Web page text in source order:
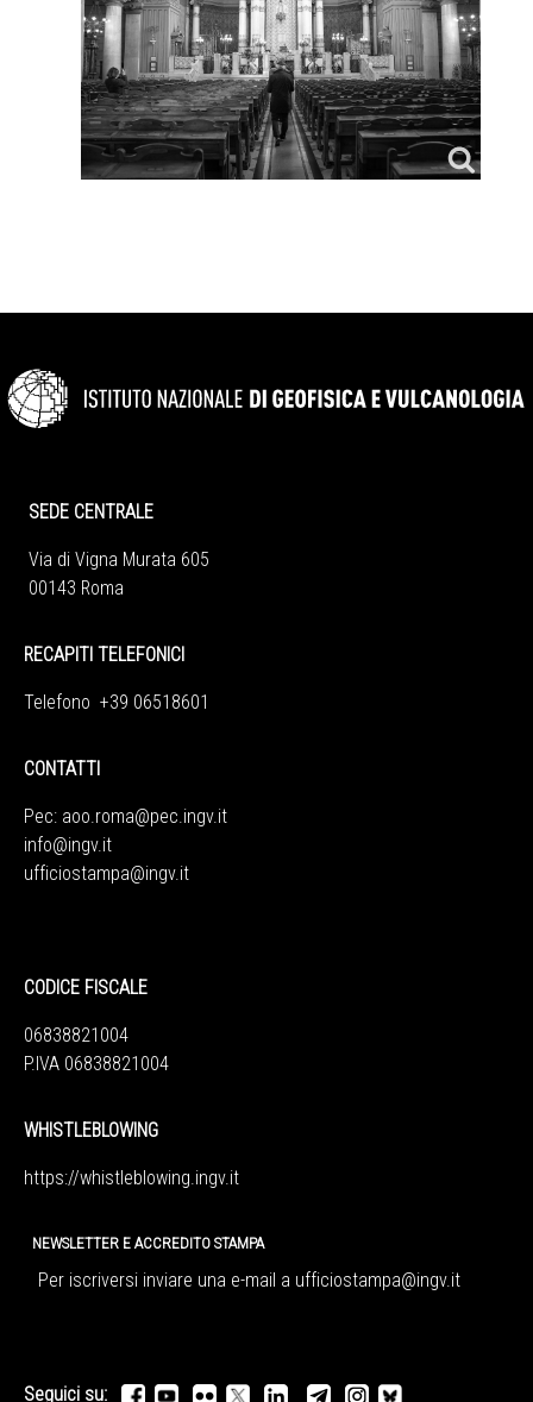
SEDE CENTRALE
Via di Vigna Murata 605
00143 Roma
RECAPITI TELEFONICI
Telefono +39 06518601
CONTATTI
Pec: aoo.roma@pec.ingv.it
info@ingv.it
ufficiostampa@ingv.it
CODICE FISCALE
06838821004
P.IVA 06838821004
WHISTLEBLOWING
https://whistleblowing.ingv.it
NEWSLETTER E ACCREDITO STAMPA
Per iscriversi inviare una e-mail a ufficiostampa@ingv.it
Seguici su: